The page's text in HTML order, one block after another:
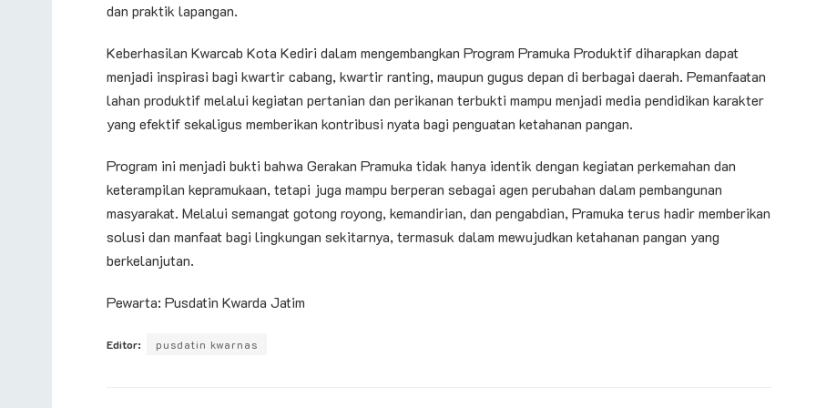
dan praktik lapangan.
Keberhasilan Kwarcab Kota Kediri dalam mengembangkan Program Pramuka Produktif diharapkan dapat
menjadi inspirasi bagi kwartir cabang, kwartir ranting, maupun gugus depan di berbagai daerah. Pemanfaatan
lahan produktif melalui kegiatan pertanian dan perikanan terbukti mampu menjadi media pendidikan karakter
yang efektif sekaligus memberikan kontribusi nyata bagi penguatan ketahanan pangan.
Program ini menjadi bukti bahwa Gerakan Pramuka tidak hanya identik dengan kegiatan perkemahan dan
keterampilan kepramukaan, tetapi juga mampu berperan sebagai agen perubahan dalam pembangunan
masyarakat. Melalui semangat gotong royong, kemandirian, dan pengabdian, Pramuka terus hadir memberikan
solusi dan manfaat bagi lingkungan sekitarnya, termasuk dalam mewujudkan ketahanan pangan yang
berkelanjutan.
Pewarta: Pusdatin Kwarda Jatim
Editor: pusdatin kwarnas